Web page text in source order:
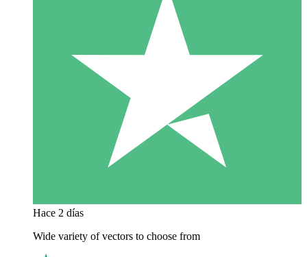
Hace 2 días
Wide variety of vectors to choose from